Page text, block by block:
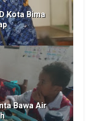
Kota Bima
Bawa Air